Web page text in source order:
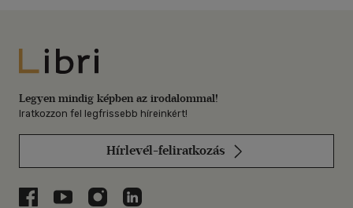
Libri
Legyen mindig képben az irodalommal!
Iratkozzon fel legfrissebb híreinkért!
Hírlevél-feliratkozás
Libri a Facebookon
Libri a Youtube-on
Libri az Instagramon
Libri a LinkedInen